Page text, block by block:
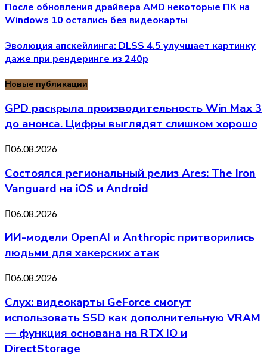
После обновления драйвера AMD некоторые ПК на
Windows 10 остались без видеокарты
Эволюция апскейлинга: DLSS 4.5 улучшает картинку
даже при рендеринге из 240p
Новые публикации
GPD раскрыла производительность Win Max 3
до анонса. Цифры выглядят слишком хорошо
06.08.2026
Состоялся региональный релиз Ares: The Iron
Vanguard на iOS и Android
06.08.2026
ИИ-модели OpenAI и Anthropic притворились
людьми для хакерских атак
06.08.2026
Слух: видеокарты GeForce смогут
использовать SSD как дополнительную VRAM
— функция основана на RTX IO и
DirectStorage